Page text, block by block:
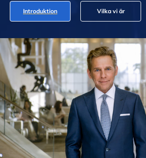
Introduktion Vilka vi är